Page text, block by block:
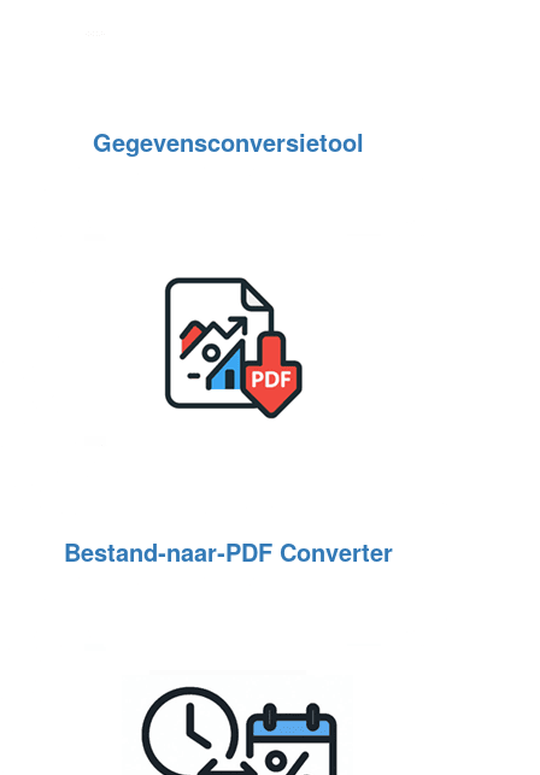
Gegevensconversietool
Bestand‑naar‑PDF Converter